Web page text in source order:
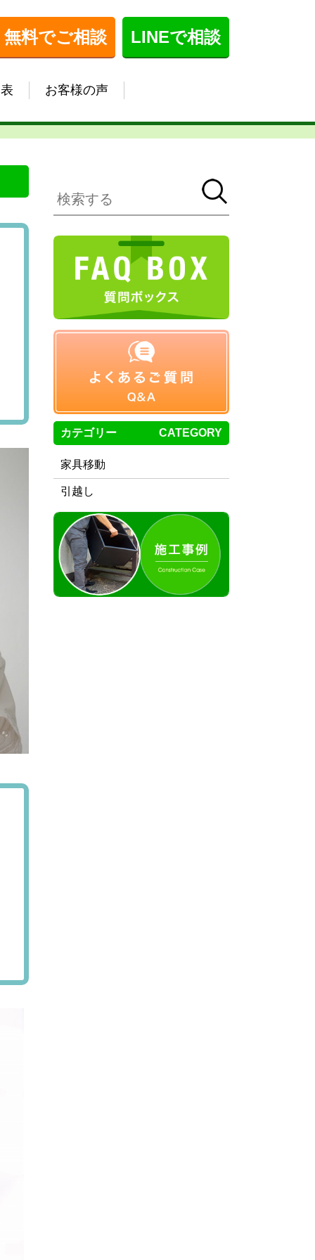
無料でご相談 LINEで相談
お客様の声
カテゴリー CATEGORY
家具移動
引越し